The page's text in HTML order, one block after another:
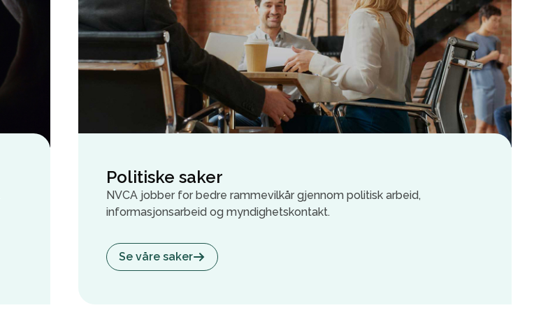
Politiske saker
NVCA jobber for bedre rammevilkår gjennom politisk arbeid,
informasjonsarbeid og myndighetskontakt.
Se våre saker